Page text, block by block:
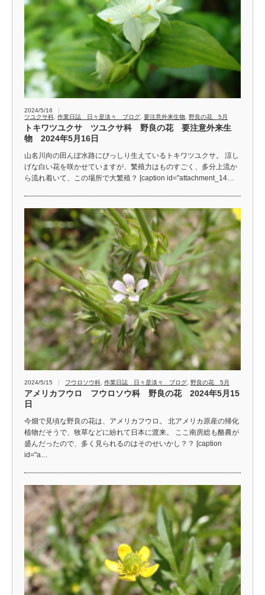
2024/5/16
ツユクサ科 作業日誌 日々是淡々 ブログ 要注意外来生物 野良の花 5月
トキワツユクサ ツユクサ科 野良の花 要注意外来生
物 2024年5月16日
山名川向の田んぼ水路にびっしり生えているトキワツユクサ。 涼し
げな白い花を咲かせていますが、繁殖力はものすごく、多分上流か
ら流れ着いて、この場所で大繁殖？ [caption id="attachment_14…
2024/5/15 フウロソウ科 作業日誌 日々是淡々 ブログ 野良の花 5月
アメリカフウロ フウロソウ科 野良の花 2024年5月15
日
今畑で見頃な野良の花は、アメリカフウロ。 北アメリカ原産の帰化
植物だそうで、牧草などに紛れて日本に渡来。 ここ南房総も酪農が
盛んだったので、多く見られるのはそのせいかし？？ [caption
id="a…